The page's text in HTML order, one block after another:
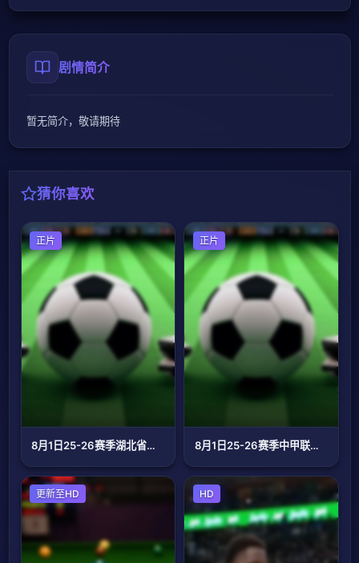
剧情简介
暂无简介，敬请期待
猜你喜欢
足球
正片
8月1日25-26赛季湖北省城市足球联赛 孝感孝傲江湖队VS荆州恒隆队
足球
正片
8月1日25-26赛季中甲联赛 延边龙鼎VS南京城市
斯诺克
更新至HD 篮球
HD